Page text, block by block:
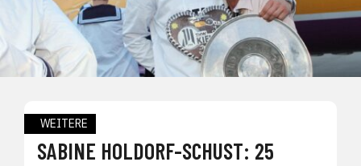
WEITERE
SABINE HOLDORF-SCHUST: 25